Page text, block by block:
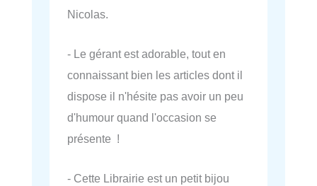
Nicolas.
- Le gérant est adorable, tout en
connaissant bien les articles dont il
dispose il n'hésite pas avoir un peu
d'humour quand l'occasion se
présente !
- Cette Librairie est un petit bijou